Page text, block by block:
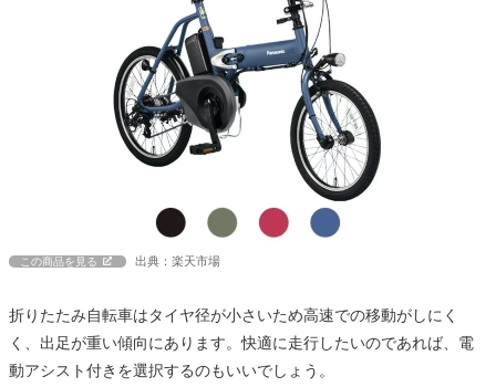
この商品を見る 出典：楽天市場
折りたたみ自転車はタイヤ径が小さいため高速での移動がしにく
く、出足が重い傾向にあります。快適に走行したいのであれば、電
動アシスト付きを選択するのもいいでしょう。